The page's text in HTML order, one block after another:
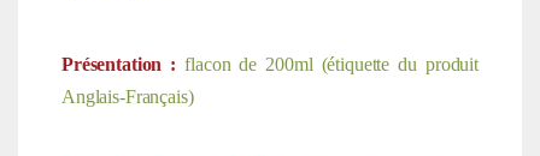
Présentation :flacon de 200ml (étiquette du produit
Anglais-Français)